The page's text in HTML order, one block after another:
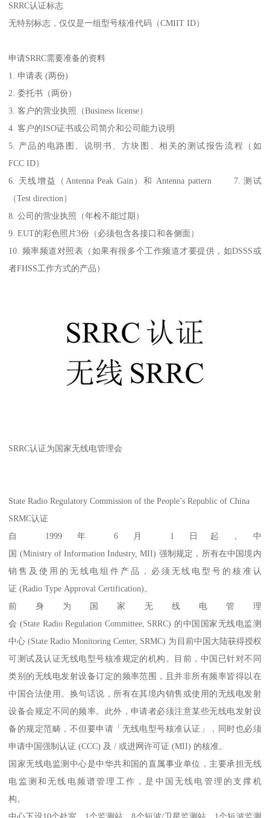
SRRC认证标志
无特别标志，仅仅是一组型号核准代码（CMIIT ID）
申请SRRC需要准备的资料
1. 申请表 (两份)
2. 委托书（两份）
3. 客户的营业执照（Business license）
4. 客户的ISO证书或公司简介和公司能力说明
5. 产品的电路图、说明书、方块图、相关的测试报告流程（如
FCC ID）
6. 天线增益（Antenna Peak Gain）和 Antenna pattern 7. 测试
（Test direction）
8. 公司的营业执照（年检不能过期）
9. EUT的彩色照片3份（必须包含各接口和各侧面）
10. 频率频道对照表（如果有很多个工作频道才要提供，如DSSS或
者FHSS工作方式的产品）
SRRC认证为国家无线电管理会
State Radio Regulatory Commission of the People’s Republic of China
SRMC认证
自 1999 年 6 月 1 日起，中
国 (Ministry of Information Industry, MII) 强制规定，所有在中国境内
销售及使用的无线电组件产品，必须无线电型号的核准认
证 (Radio Type Approval Certification)。
前身为国家无线电管理
会 (State Radio Regulation Committee, SRRC) 的中国国家无线电监测
中心 (State Radio Monitoring Center, SRMC) 为目前中国大陆获得授权
可测试及认证无线电型号核准规定的机构。目前，中国已针对不同
类别的无线电发射设备订定的频率范围，且并非所有频率皆得以在
中国合法使用。换句话说，所有在其境内销售或使用的无线电发射
设备会规定不同的频率。此外，申请者必须注意某些无线电发射设
备的规定范畴，不但要申请「无线电型号核准认证」，同时也必须
申请中国强制认证 (CCC) 及 / 或进网许可证 (MII) 的核准。
国家无线电监测中心是中华共和国的直属事业单位，主要承担无线
电监测和无线电频谱管理工作，是中国无线电管理的支撑机
构。